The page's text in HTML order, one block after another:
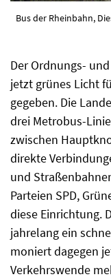
Bus der Rheinbahn,
Der Ordnungs-
jetzt grünes Licht
gegeben. Die
drei Metrobus-
zwischen
direkte
und
Parteien SPD,
diese Einrichtung.
jahrelang ein
moniert dagegen
Verkehrswende